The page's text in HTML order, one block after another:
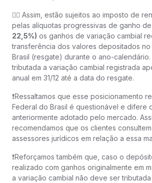
👉🏻 Assim, estão sujeitos ao imposto de
pelas alíquotas progressivas de ganho
22,5%) os ganhos de variação cambial
transferência dos valores depositados
Brasil (resgate) durante o ano-
tributada a variação cambial registrada
anual em 31/12 até a data do resgate.
❗️Ressaltamos que esse posicionamento
Federal do Brasil é questionável e difere
anteriormente adotado pelo mercado.
recomendamos que os clientes
assessores jurídicos em relação a essa
❗️Reforçamos também que, caso o
realizado com ganhos originalmente em
a variação cambial não deve ser tributada